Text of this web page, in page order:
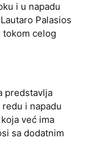
i u napadu
Palasios
celog
predstavlja
i napadu
već ima
sa dodatnim